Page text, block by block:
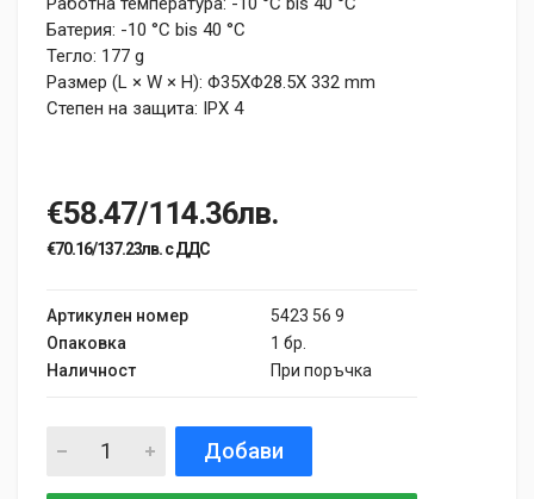
Батерия: -10 °C bis 40 °C
Тегло: 177 g
Размер (L × W × H): Φ35XΦ28.5X 332 mm
Степен на защита: IPX 4
€58.47/114.36лв.
€70.16/137.23лв. с ДДС
Артикулен номер
5423 56 9
Опаковка
1 бр.
Наличност
При поръчка
Добави